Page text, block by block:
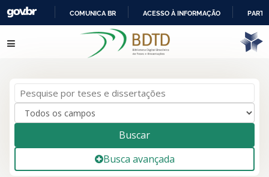
IR
PARA
COMUNICA BR ACESSO À INFORMAÇÃO
resultados de 1para a busca '
Cruz, Paula do
Amaral de Souza
Pular para o conteúdo
Buscar
Busca avançada